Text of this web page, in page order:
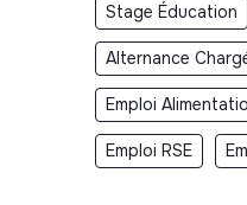
Stage Éducation
Alternance
Emploi
Emploi RSE